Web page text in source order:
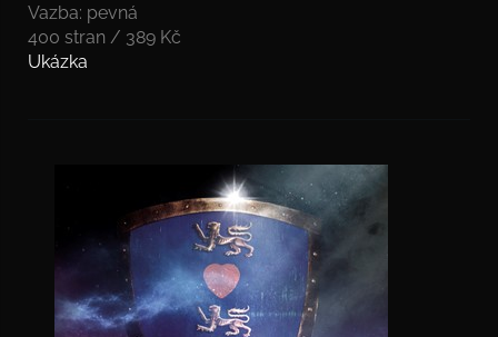
Vazba: pevná
400 stran / 389 Kč
Ukázka